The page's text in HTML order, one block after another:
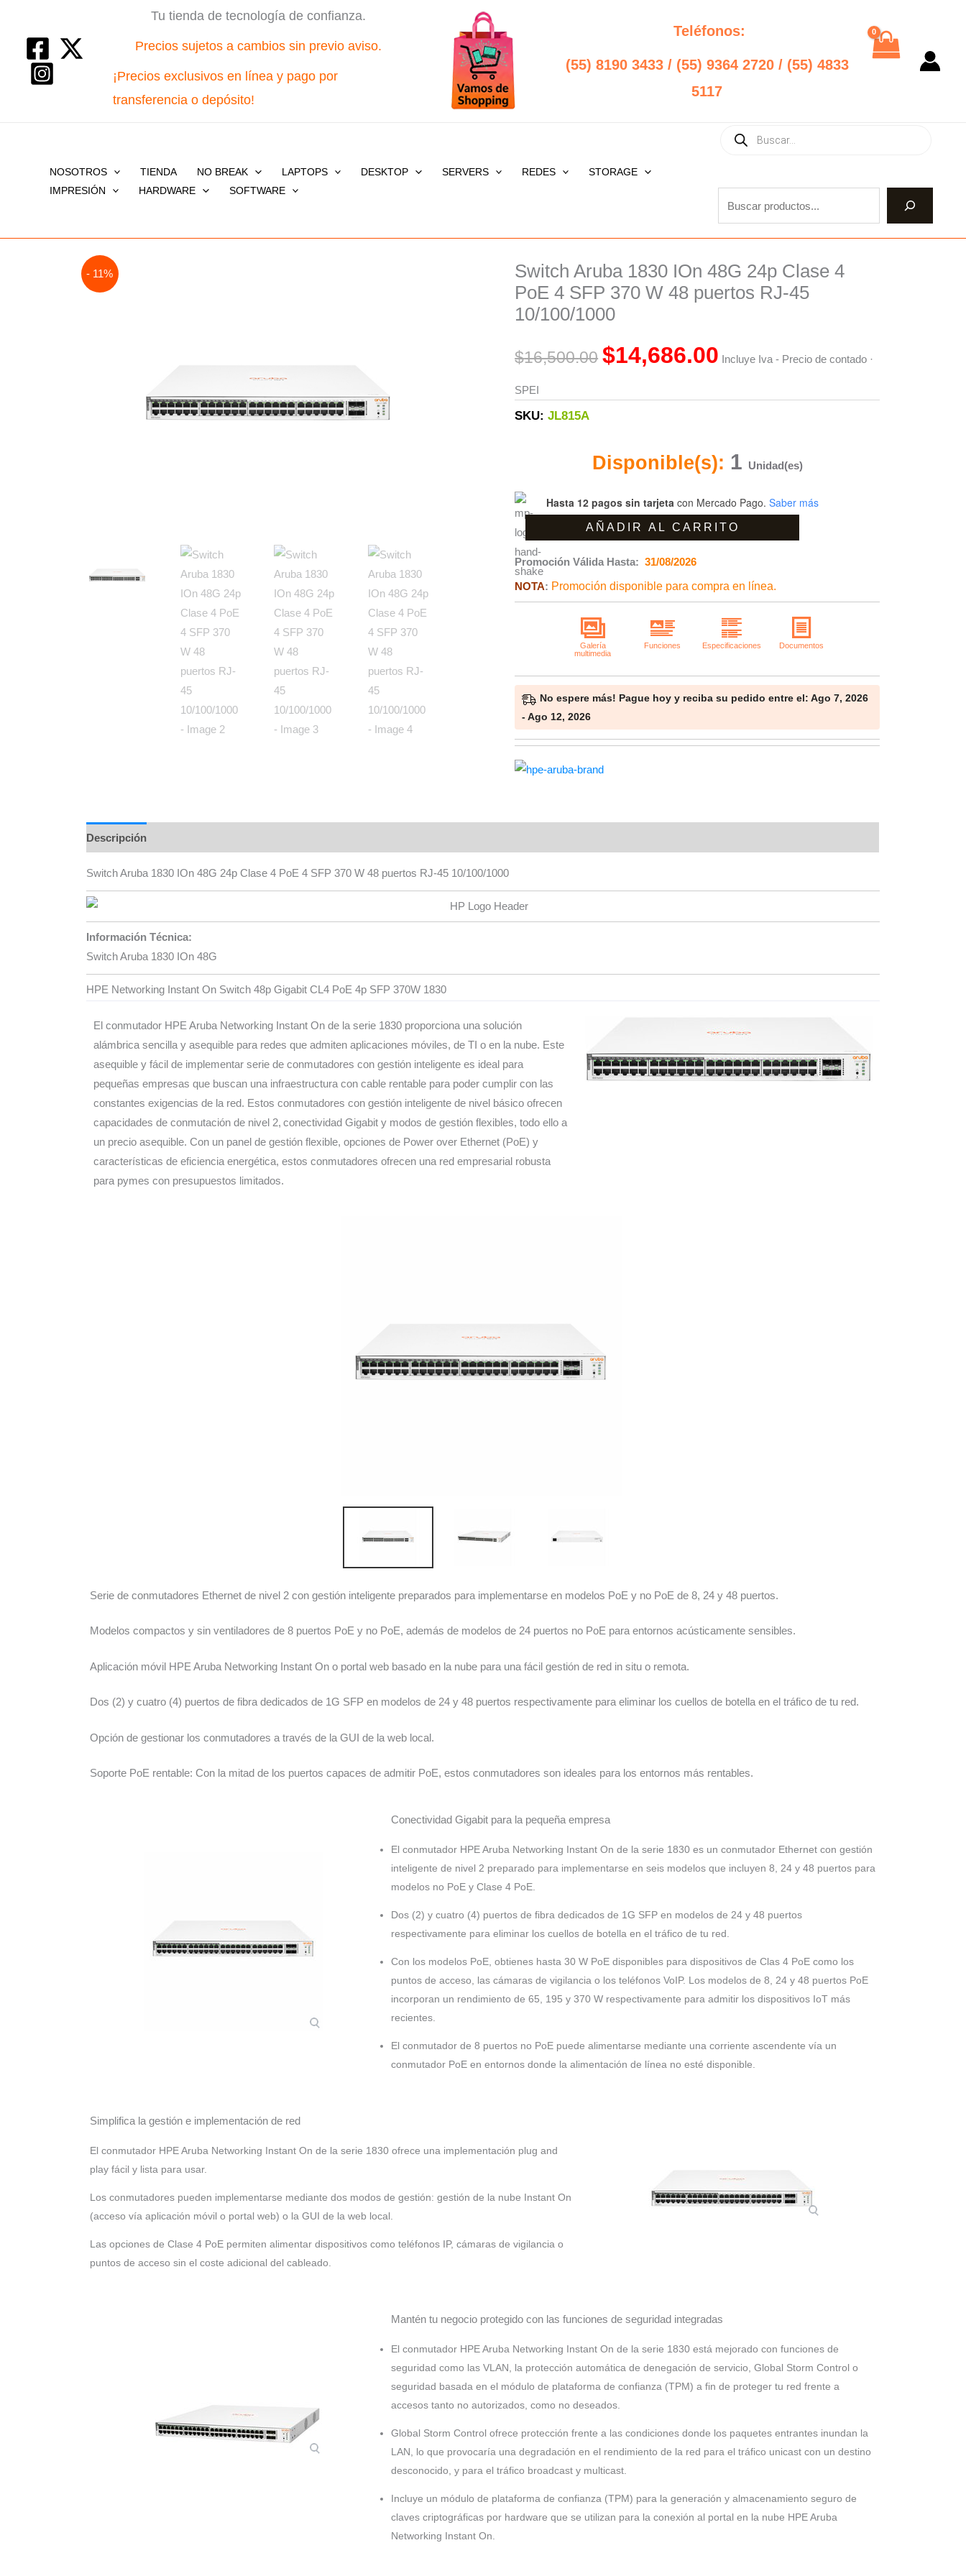
contenido
Tu tienda de tecnología de confianza.
Precios sujetos a cambios sin previo aviso.
¡Precios exclusivos en línea y pago por
transferencia o depósito!
Teléfonos:
(55) 8190 3433 / (55) 9364 2720 / (55) 4833
5117
NOSOTROS TIENDA NO BREAK LAPTOPS DESKTOP SERVERS REDES
STORAGE
IMPRESIÓN
HARDWARE SOFTWARE
search
Buscar
- 11%
Switch Aruba 1830 IOn 48G 24p Clase 4
PoE 4 SFP 370 W 48 puertos RJ-45
10/100/1000
$16,500.00
Original
price
$16,500.00.
$14,686.00
Current
price
$14,686.00.
Incluye Iva - Precio de contado ·
SPEI
SKU:JL815A
Disponible(s): 1 Unidad(es)
Hasta 12 pagos sin tarjeta con Mercado Pago. Saber más
Switch
Aruba
1830
24p
Clase
W
48
puertos
RJ-
45
10/100/1000
AÑADIR AL CARRITO
Promoción Válida Hasta: 31/08/2026
NOTA: Promoción disponible para compra en línea.
No espere más! Pague hoy y reciba su pedido entre el: Ago 7, 2026
- Ago 12, 2026
Descripción
Switch Aruba 1830 IOn 48G 24p Clase 4 PoE 4 SFP 370 W 48 puertos RJ-45 10/100/1000
Información Técnica:
Switch Aruba 1830 IOn 48G
HPE Networking Instant On Switch 48p Gigabit CL4 PoE 4p SFP 370W 1830
El conmutador HPE Aruba Networking Instant On de la serie 1830 proporciona una solución
alámbrica sencilla y asequible para redes que admiten aplicaciones móviles, de TI o en la nube. Este
asequible y fácil de implementar serie de conmutadores con gestión inteligente es ideal para
pequeñas empresas que buscan una infraestructura con cable rentable para poder cumplir con las
constantes exigencias de la red. Estos conmutadores con gestión inteligente de nivel básico ofrecen
capacidades de conmutación de nivel 2, conectividad Gigabit y modos de gestión flexibles, todo ello a
un precio asequible. Con un panel de gestión flexible, opciones de Power over Ethernet (PoE) y
características de eficiencia energética, estos conmutadores ofrecen una red empresarial robusta
para pymes con presupuestos limitados.
Serie de conmutadores Ethernet de nivel 2 con gestión inteligente preparados para implementarse en modelos PoE y no PoE de 8, 24 y 48 puertos.
Modelos compactos y sin ventiladores de 8 puertos PoE y no PoE, además de modelos de 24 puertos no PoE para entornos acústicamente sensibles.
Aplicación móvil HPE Aruba Networking Instant On o portal web basado en la nube para una fácil gestión de red in situ o remota.
Dos (2) y cuatro (4) puertos de fibra dedicados de 1G SFP en modelos de 24 y 48 puertos respectivamente para eliminar los cuellos de botella en el tráfico de tu red.
Opción de gestionar los conmutadores a través de la GUI de la web local.
Soporte PoE rentable: Con la mitad de los puertos capaces de admitir PoE, estos conmutadores son ideales para los entornos más rentables.
Conectividad Gigabit para la pequeña empresa
El conmutador HPE Aruba Networking Instant On de la serie 1830 es un conmutador Ethernet con gestión
inteligente de nivel 2 preparado para implementarse en seis modelos que incluyen 8, 24 y 48 puertos para
modelos no PoE y Clase 4 PoE.
Dos (2) y cuatro (4) puertos de fibra dedicados de 1G SFP en modelos de 24 y 48 puertos
respectivamente para eliminar los cuellos de botella en el tráfico de tu red.
Con los modelos PoE, obtienes hasta 30 W PoE disponibles para dispositivos de Clas 4 PoE como los
puntos de acceso, las cámaras de vigilancia o los teléfonos VoIP. Los modelos de 8, 24 y 48 puertos PoE
incorporan un rendimiento de 65, 195 y 370 W respectivamente para admitir los dispositivos IoT más
recientes.
El conmutador de 8 puertos no PoE puede alimentarse mediante una corriente ascendente vía un
conmutador PoE en entornos donde la alimentación de línea no esté disponible.
Simplifica la gestión e implementación de red
El conmutador HPE Aruba Networking Instant On de la serie 1830 ofrece una implementación plug and
play fácil y lista para usar.
Los conmutadores pueden implementarse mediante dos modos de gestión: gestión de la nube Instant On
(acceso vía aplicación móvil o portal web) o la GUI de la web local.
Las opciones de Clase 4 PoE permiten alimentar dispositivos como teléfonos IP, cámaras de vigilancia o
puntos de acceso sin el coste adicional del cableado.
Mantén tu negocio protegido con las funciones de seguridad integradas
El conmutador HPE Aruba Networking Instant On de la serie 1830 está mejorado con funciones de
seguridad como las VLAN, la protección automática de denegación de servicio, Global Storm Control o
seguridad basada en el módulo de plataforma de confianza (TPM) a fin de proteger tu red frente a
accesos tanto no autorizados, como no deseados.
Global Storm Control ofrece protección frente a las condiciones donde los paquetes entrantes inundan la
LAN, lo que provocaría una degradación en el rendimiento de la red para el tráfico unicast con un destino
desconocido, y para el tráfico broadcast y multicast.
Incluye un módulo de plataforma de confianza (TPM) para la generación y almacenamiento seguro de
claves criptográficas por hardware que se utilizan para la conexión al portal en la nube HPE Aruba
Networking Instant On.